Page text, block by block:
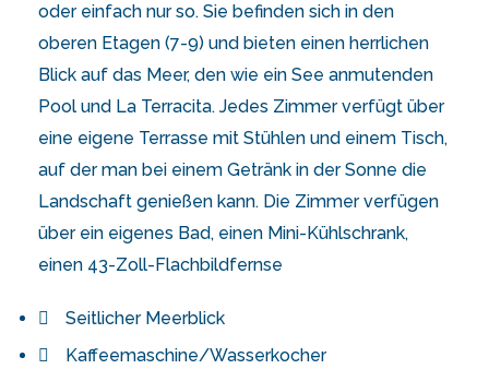
oder einfach nur so. Sie befinden sich in den
oberen Etagen (7-9) und bieten einen herrlichen
Blick auf das Meer, den wie ein See anmutenden
Pool und La Terracita. Jedes Zimmer verfügt über
eine eigene Terrasse mit Stühlen und einem Tisch,
auf der man bei einem Getränk in der Sonne die
Landschaft genießen kann. Die Zimmer verfügen
über ein eigenes Bad, einen Mini-Kühlschrank,
einen 43-Zoll-Flachbildfernse
Seitlicher Meerblick
Kaffeemaschine/Wasserkocher